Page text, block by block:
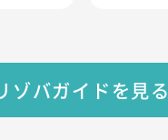
ゾバガイドを見る